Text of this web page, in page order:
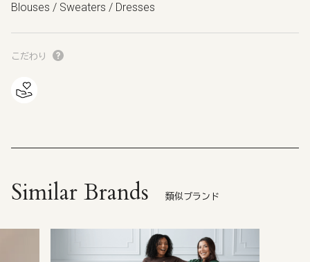
Blouses / Sweaters / Dresses
こだわり
Similar Brands 類似ブランド